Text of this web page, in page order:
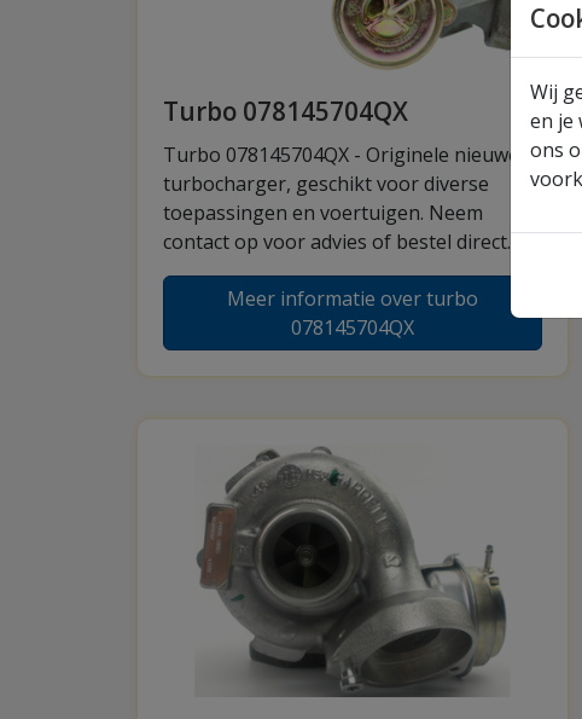
Wij
en je
ons
Turbo 078145704QX
Turbo 078145704QX - Originele nieuwe
turbocharger, geschikt voor diverse
toepassingen en voertuigen. Neem
contact op voor advies of bestel direct.
Meer informatie over turbo
078145704QX